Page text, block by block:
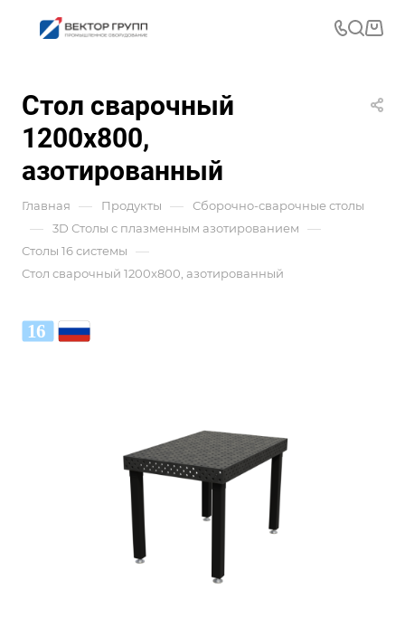
Стол сварочный
1200x800,
азотированный
Главная — Продукты — Сборочно-сварочные столы
— 3D Столы с плазменным азотированием —
Столы 16 системы —
Стол сварочный 1200x800, азотированный